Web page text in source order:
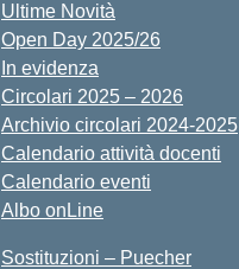
Ultime Novità
Open Day 2025/26
In evidenza
Circolari 2025 – 2026
Archivio circolari 2024-2025
Calendario attività docenti
Calendario eventi
Albo onLine
Sostituzioni – Puecher